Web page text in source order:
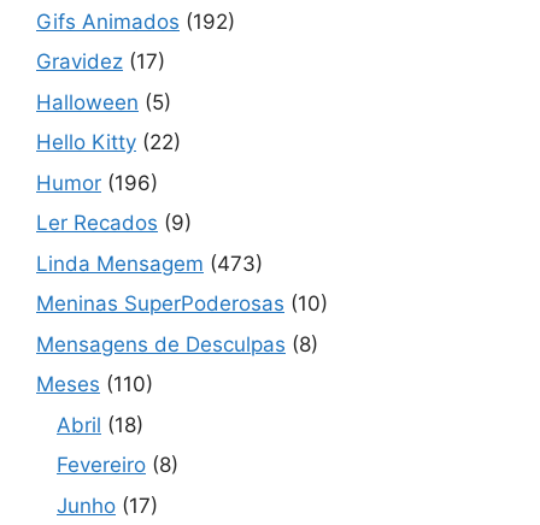
Gifs Animados (192)
Gravidez (17)
Halloween (5)
Hello Kitty (22)
Humor (196)
Ler Recados (9)
Linda Mensagem (473)
Meninas SuperPoderosas (10)
Mensagens de Desculpas (8)
Meses (110)
Abril (18)
Fevereiro (8)
Junho (17)